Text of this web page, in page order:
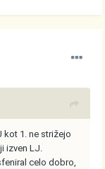
kot 1. ne strižejo
izven LJ.
celo dobro,